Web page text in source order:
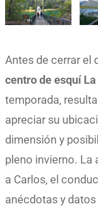
Antes de cerrar el
centro de esquí
temporada,
apreciar su
dimensión y
pleno invierno. La
a Carlos, el
anécdotas y